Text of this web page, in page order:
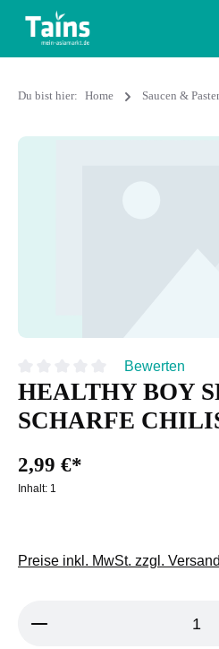
Du bist hier: Home Saucen &
Durchschnittliche Bewertung
Bewerten
HEALTHY BOY
SCHARFE
2,99 €*
Inhalt: 1
Preise inkl. MwSt. zzgl.
Produkt Anzahl: